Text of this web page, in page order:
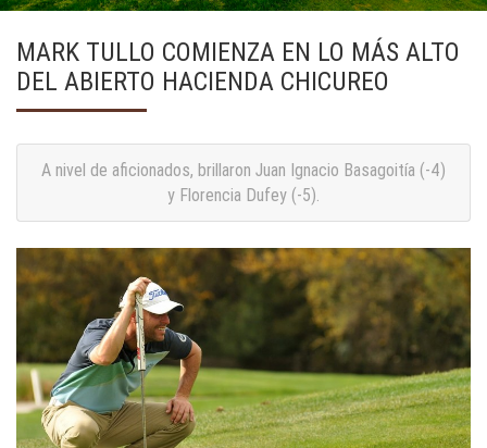
MARK TULLO COMIENZA EN LO MÁS ALTO
DEL ABIERTO HACIENDA CHICUREO
A nivel de aficionados, brillaron Juan Ignacio Basagoitía (-4)
y Florencia Dufey (-5).